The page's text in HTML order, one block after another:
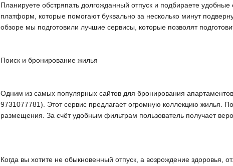
Планируете обстряпать долгожданный отпуск и подбираете
платформ, которые помогают буквально за несколько минут
обзоре мы подготовили лучшие сервисы, которые позволят
Поиск и бронирование жилья
Одним из самых популярных сайтов для бронирования
9731077781). Этот сервис предлагает огромную коллекцию жилья.
размещения. За счёт удобным фильтрам пользователь получает
Когда вы хотите не обыкновенный отпуск, а возрождение здоровья,